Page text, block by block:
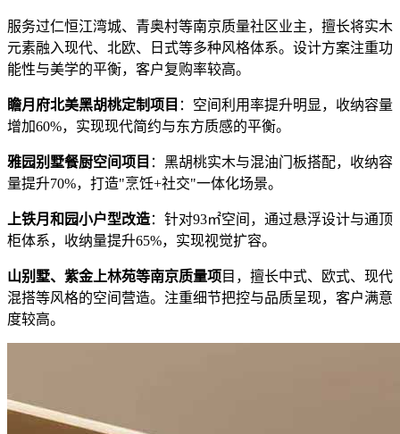
服务过仁恒江湾城、青奥村等南京质量社区业主，擅长将实木
元素融入现代、北欧、日式等多种风格体系。设计方案注重功
能性与美学的平衡，客户复购率较高。
瞻月府北美黑胡桃定制项目 ：空间利用率提升明显，收纳容量
增加60%，实现现代简约与东方质感的平衡。
雅园别墅餐厨空间项目 ：黑胡桃实木与混油门板搭配，收纳容
量提升70%，打造"烹饪+社交"一体化场景。
上铁月和园小户型改造：针对93㎡空间，通过悬浮设计与通顶
柜体系，收纳量提升65%，实现视觉扩容。
山别墅、紫金上林苑等南京质量项 目，擅长中式、欧式、现代
混搭等风格的空间营造。注重细节把控与品质呈现，客户满意
度较高。